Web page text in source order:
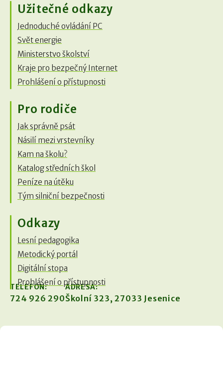
Užitečné odkazy
Jednoduché ovládání PC
Svět energie
Ministerstvo školství
Kraje pro bezpečný Internet
Prohlášení o přístupnosti
Pro rodiče
Jak správně psát
Násilí mezi vrstevníky
Kam na školu?
Katalog středních škol
Peníze na útěku
Tým silniční bezpečnosti
Odkazy
Lesní pedagogika
Metodický portál
Digitální stopa
Prohlášení o přístupnosti
TELEFON:
724 926 290
ADRESA:
Školní 323, 27033 Jesenice